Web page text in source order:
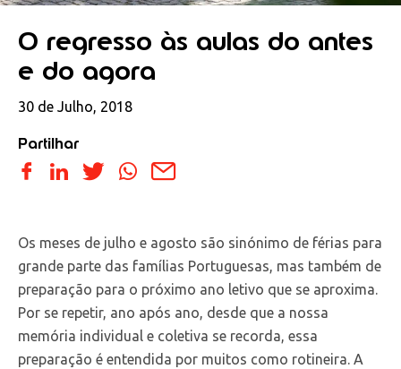
O regresso às aulas do antes
e do agora
30 de Julho, 2018
Partilhar
Os meses de julho e agosto são sinónimo de férias para
grande parte das famílias Portuguesas, mas também de
preparação para o próximo ano letivo que se aproxima.
Por se repetir, ano após ano, desde que a nossa
memória individual e coletiva se recorda, essa
preparação é entendida por muitos como rotineira. A